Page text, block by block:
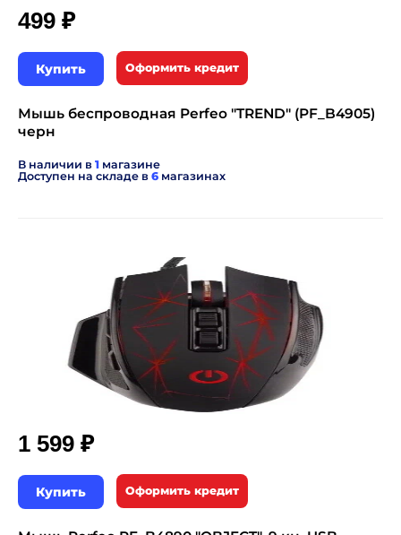
499 ₽
Купить Оформить кредит
Мышь беспроводная Perfeo "TREND" (PF_B4905)
черн
В наличии в 1 магазине
Доступен на складе в 6 магазинах
1 599 ₽
Купить Оформить кредит